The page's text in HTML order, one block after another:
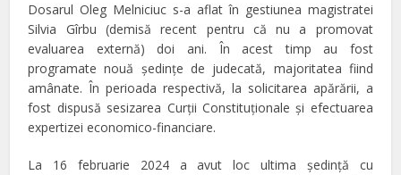
Dosarul Oleg Melniciuc s-a aflat în gestiunea magistratei
Silvia Gîrbu (demisă recent pentru că nu a promovat
evaluarea externă) doi ani. În acest timp au fost
programate nouă şedinţe de judecată, majoritatea fiind
amânate. În perioada respectivă, la solicitarea apărării, a
fost dispusă sesizarea Curţii Constituţionale şi efectuarea
expertizei economico-financiare.
La 16 februarie 2024 a avut loc ultima şedinţă cu